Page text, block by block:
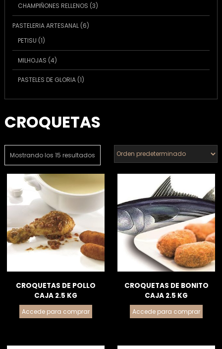
CHAMPIÑONES RELLENOS 33
productos
PASTELERIA ARTESANAL 66
PETISU 11
producto
MILHOJAS 44
productos
PASTELES DE GLORIA 11
CROQUETAS
Mostrando los 15 resultados
CROQUETAS DE POLLO
CAJA 2.5 KG
Accede para comprar
CROQUETAS DE BONITO
CAJA 2.5 KG
Accede para comprar